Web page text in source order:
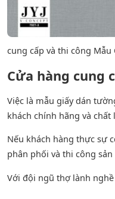
cung cấp và thi công Mẫu
Cửa hàng cung
Việc là mẫu giấy dán
khách chính hãng và
Nếu khách hàng thực sự
phân phối và thi công
Với đội ngũ thợ lành